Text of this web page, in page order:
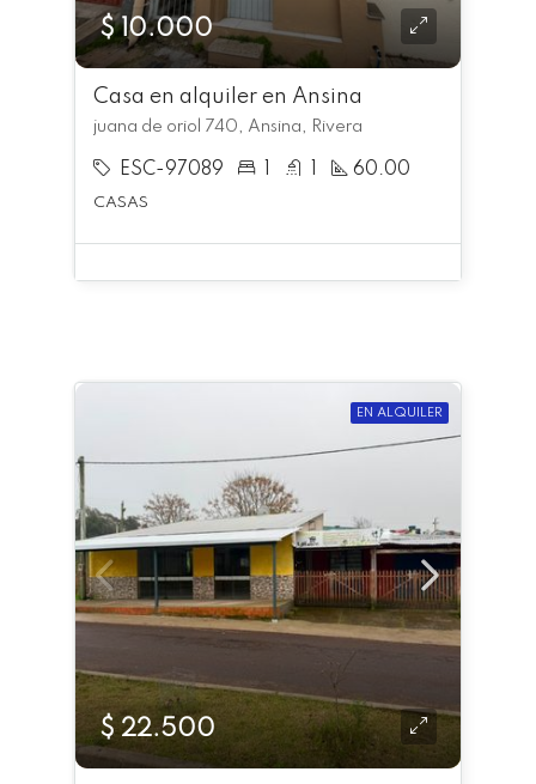
$ 10.000
Casa en alquiler en Ansina
juana de oriol 740, Ansina, Rivera
ESC-97089 60.00
CASAS
EN ALQUILER
$ 22.500